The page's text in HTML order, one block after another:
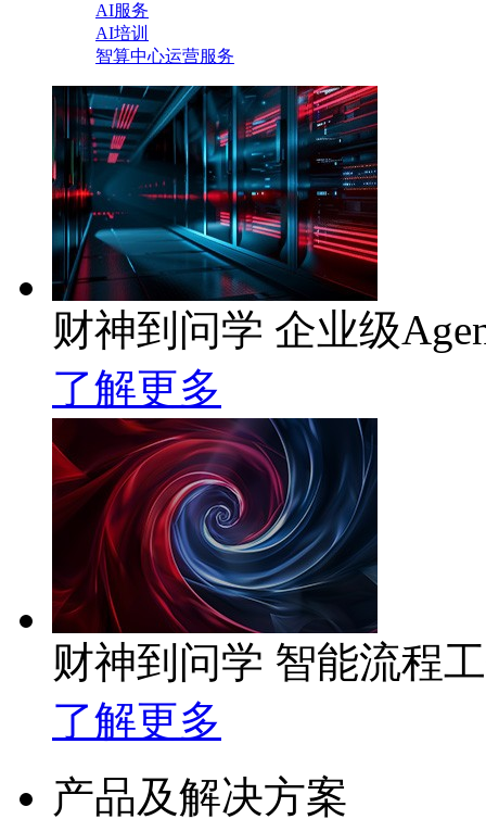
AI服务
AI培训
智算中心运营服务
财神到问学 企业级
了解更多
财神到问学 智能流程
了解更多
产品及解决方案